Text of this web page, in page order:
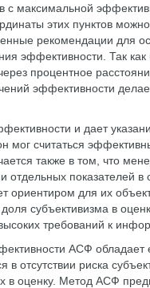
с максимальной
этих пунктов
рекомендации для
эффективности. Так как
процентное
эффективности
и дает
мог считаться
также в том, что
отдельных показателей
ориентиром для их
субъективизма в
требований к
АСФ
отсутствии риска
в оценку. Метод АСФ